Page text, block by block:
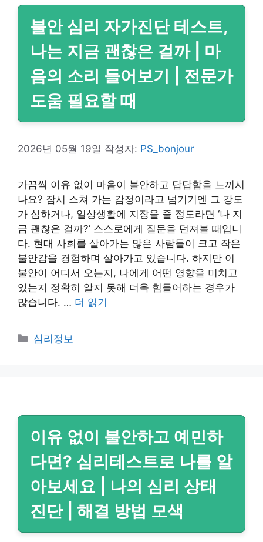
불안 심리 자가진단 테스트,
나는 지금 괜찮은 걸까 | 마
음의 소리 들어보기 | 전문가
도움 필요할 때
2026년 05월 19일 작성자: PS_bonjour
가끔씩 이유 없이 마음이 불안하고 답답함을 느끼시
나요? 잠시 스쳐 가는 감정이라고 넘기기엔 그 강도
가 심하거나, 일상생활에 지장을 줄 정도라면 ‘나 지
금 괜찮은 걸까?’ 스스로에게 질문을 던져볼 때입니
다. 현대 사회를 살아가는 많은 사람들이 크고 작은
불안감을 경험하며 살아가고 있습니다. 하지만 이
불안이 어디서 오는지, 나에게 어떤 영향을 미치고
있는지 정확히 알지 못해 더욱 힘들어하는 경우가
많습니다. … 더 읽기
카
심리정보
이유 없이 불안하고 예민하
다면? 심리테스트로 나를 알
아보세요 | 나의 심리 상태
진단 | 해결 방법 모색